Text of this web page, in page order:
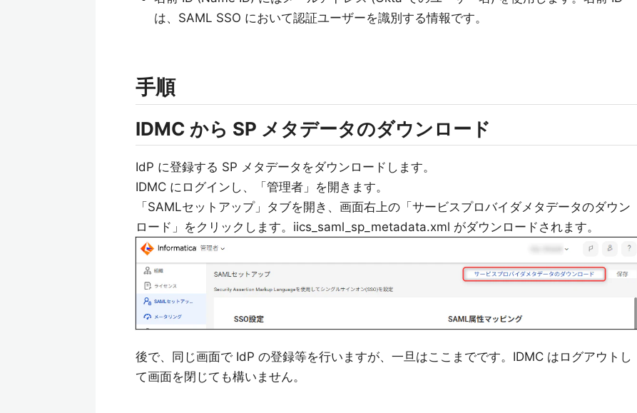
は、SAML SSO において認証ユーザーを識別する情報です。
手順
IDMC から SP メタデータのダウンロード
IdP に登録する SP メタデータをダウンロードします。
IDMC にログインし、「管理者」を開きます。
「SAMLセットアップ」タブを開き、画面右上の「サービスプロバイダメタデータのダウン
ロード」をクリックします。iics_saml_sp_metadata.xml がダウンロードされます。
後で、同じ画面で IdP の登録等を行いますが、一旦はここまでです。IDMC はログアウトし
て画面を閉じても構いません。